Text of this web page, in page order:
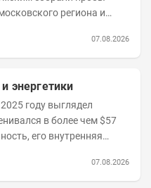
региона и
07.08.2026
энергетики
году выглядел
в более чем $57
его внутренняя
07.08.2026